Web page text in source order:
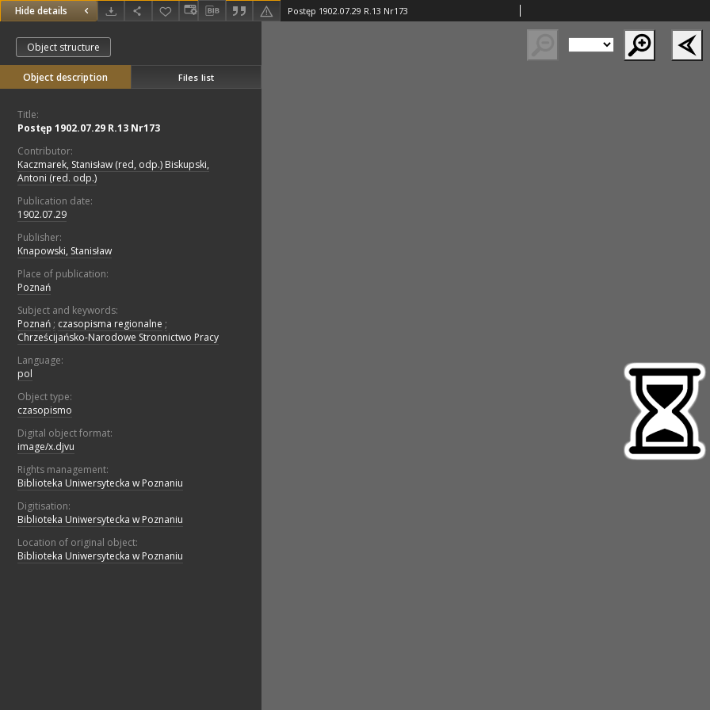
Hide details Postęp 1902.07.29 R.13 Nr173
Object structure
Object description Files list
Title:
Postęp 1902.07.29 R.13 Nr173
Contributor:
Kaczmarek, Stanisław (red, odp.) Biskupski,
Antoni (red. odp.)
Publication date:
1902.07.29
Publisher:
Knapowski, Stanisław
Place of publication:
Poznań
Subject and keywords:
Poznań ; czasopisma regionalne ;
Chrześcijańsko-Narodowe Stronnictwo Pracy
Language:
pol
Object type:
czasopismo
Digital object format:
image/x.djvu
Rights management:
Biblioteka Uniwersytecka w Poznaniu
Digitisation:
Biblioteka Uniwersytecka w Poznaniu
Location of original object:
Biblioteka Uniwersytecka w Poznaniu